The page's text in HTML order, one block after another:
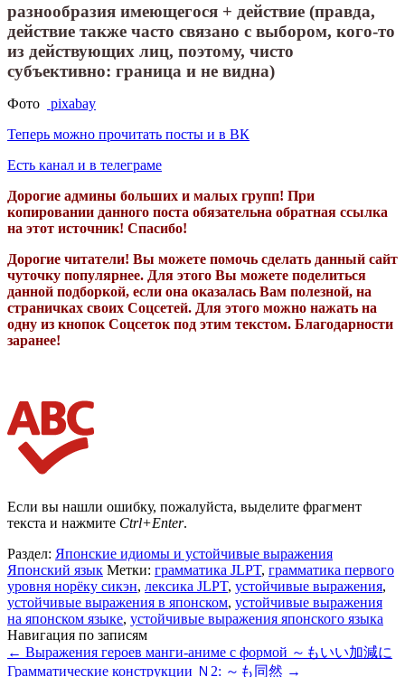
разнообразия имеющегося + действие (правда,
действие также часто связано с выбором, кого-то
из действующих лиц, поэтому, чисто
субъективно: граница и не видна)
Фото
pixabay
Теперь можно прочитать посты и в ВК
Есть канал и в телеграме
Дорогие админы больших и малых групп! При
копировании данного поста обязательна обратная ссылка
на этот источник! Спасибо!
Дорогие читатели! Вы можете помочь сделать данный сайт
чуточку популярнее. Для этого Вы можете поделиться
данной подборкой, если она оказалась Вам полезной, на
страничках своих Соцсетей. Для этого можно нажать на
одну из кнопок Соцсеток под этим текстом. Благодарности
заранее!
Если вы нашли ошибку, пожалуйста, выделите фрагмент
текста и нажмите Ctrl+Enter.
Раздел: Японские идиомы и устойчивые выражения
Японский язык Метки: грамматика JLPT, грамматика первого
уровня норёку сикэн, лексика JLPT, устойчивые выражения,
устойчивые выражения в японском, устойчивые выражения
на японском языке, устойчивые выражения японского языка
Навигация по записям
← Выражения героев манги-аниме с формой ～もいい加減に
Грамматические конструкции Ｎ2: ～も同然 →